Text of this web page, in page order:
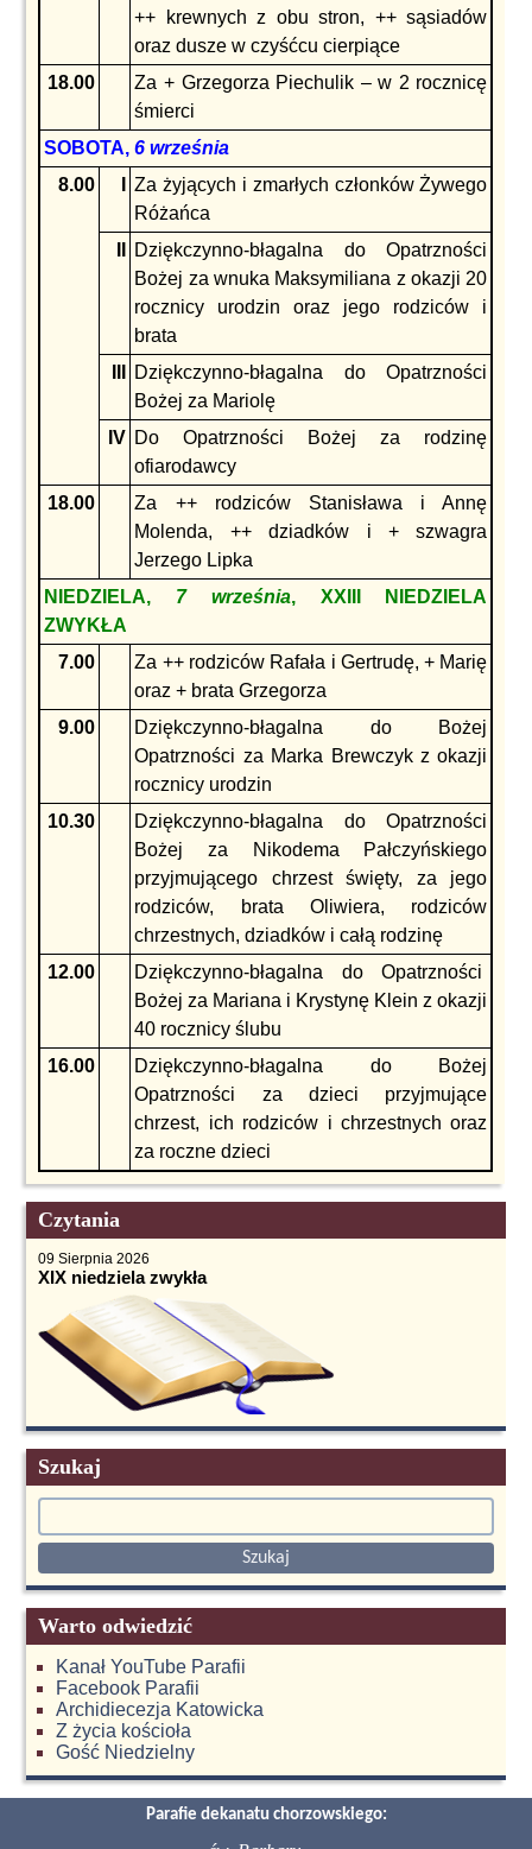
++ krewnych z obu stron, ++ sąsiadów
oraz dusze w czyśćcu cierpiące
18.00
Za + Grzegorza Piechulik – w 2 rocznicę
śmierci
SOBOTA,6 września
8.00
Za żyjących i zmarłych członków Żywego
Różańca
Dziękczynno-błagalna do Opatrzności
Bożej za wnuka Maksymiliana z okazji 20
rocznicy urodzin oraz jego rodziców i
brata
Dziękczynno-błagalna do Opatrzności
Bożej za Mariolę
IV Do Opatrzności Bożej za rodzinę
ofiarodawcy
18.00
Za ++ rodziców Stanisława i Annę
Molenda, ++ dziadków i + szwagra
Jerzego Lipka
NIEDZIELA, 7 września, XXIII NIEDZIELA
ZWYKŁA
7.00
Za ++ rodziców Rafała i Gertrudę, + Marię
oraz + brata Grzegorza
9.00
Dziękczynno-błagalna do Bożej
Opatrzności za Marka Brewczyk z okazji
rocznicy urodzin
10.30
Dziękczynno-błagalna do Opatrzności
Bożej za Nikodema Pałczyńskiego
przyjmującego chrzest święty, za jego
rodziców, brata Oliwiera, rodziców
chrzestnych, dziadków i całą rodzinę
12.00
Dziękczynno-błagalna do Opatrzności
Bożej za Mariana i Krystynę Klein z okazji
40 rocznicy ślubu
16.00
Dziękczynno-błagalna do Bożej
Opatrzności za dzieci przyjmujące
chrzest, ich rodziców i chrzestnych oraz
za roczne dzieci
Czytania
09 Sierpnia 2026
XIX niedziela zwykła
Szukaj
Warto odwiedzić
Kanał YouTube Parafii
Facebook Parafii
Archidiecezja Katowicka
Z życia kościoła
Gość Niedzielny
Parafie dekanatu chorzowskiego: